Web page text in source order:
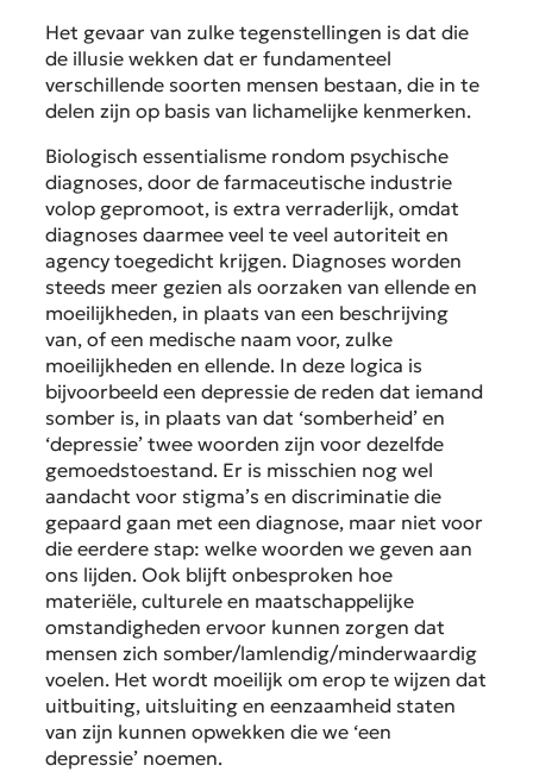
Het gevaar van zulke tegenstellingen is dat die
de illusie wekken dat er fundamenteel
verschillende soorten mensen bestaan, die in te
delen zijn op basis van lichamelijke kenmerken.
Biologisch essentialisme rondom psychische
diagnoses, door de farmaceutische industrie
volop gepromoot, is extra verraderlijk, omdat
diagnoses daarmee veel te veel autoriteit en
agency toegedicht krijgen. Diagnoses worden
steeds meer gezien als oorzaken van ellende en
moeilijkheden, in plaats van een beschrijving
van, of een medische naam voor, zulke
moeilijkheden en ellende. In deze logica is
bijvoorbeeld een depressie de reden dat iemand
somber is, in plaats van dat ‘somberheid’ en
‘depressie’ twee woorden zijn voor dezelfde
gemoedstoestand. Er is misschien nog wel
aandacht voor stigma’s en discriminatie die
gepaard gaan met een diagnose, maar niet voor
die eerdere stap: welke woorden we geven aan
ons lijden. Ook blijft onbesproken hoe
materiële, culturele en maatschappelijke
omstandigheden ervoor kunnen zorgen dat
mensen zich somber/lamlendig/minderwaardig
voelen. Het wordt moeilijk om erop te wijzen dat
uitbuiting, uitsluiting en eenzaamheid staten
van zijn kunnen opwekken die we ‘een
depressie’ noemen.